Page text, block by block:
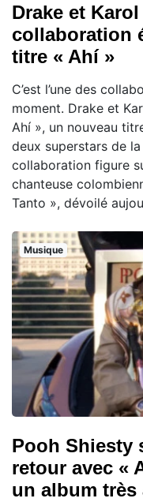
Drake et
collaboration
titre « Ahí »
C’est l’une des
moment. Drake et
Ahí », un nouveau
deux superstars de
collaboration figure
chanteuse
Tanto », dévoilé
Musique
Pooh Shiesty
retour avec «
un album très